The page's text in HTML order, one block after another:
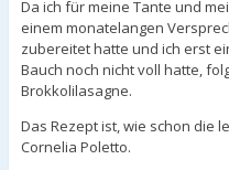
Da ich für meine Tante und
einem monatelangen
zubereitet hatte und ich erst
Bauch noch nicht voll hatte,
Brokkolilasagne.
Das Rezept ist, wie schon die
Cornelia Poletto.